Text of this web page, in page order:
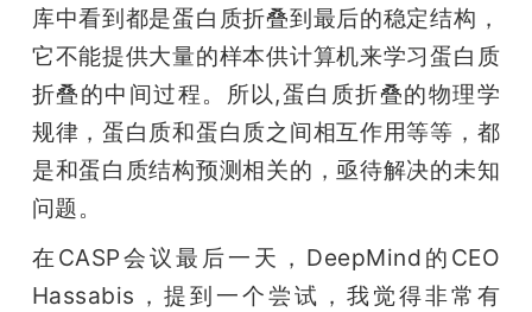
库中看到都是蛋白质折叠到最后的稳定结构，
它不能提供大量的样本供计算机来学习蛋白质
折叠的中间过程。所以,蛋白质折叠的物理学
规律，蛋白质和蛋白质之间相互作用等等，都
是和蛋白质结构预测相关的，亟待解决的未知
问题。
在CASP会议最后一天，DeepMind的CEO
Hassabis，提到一个尝试，我觉得非常有